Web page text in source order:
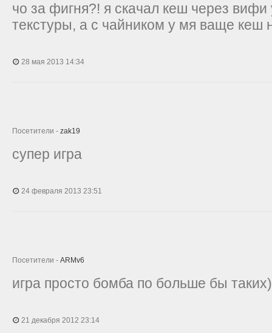
чо за фигня?! я скачал кеш через
текстуры, а с чайником у мя ваще кеш
28 мая 2013 14:34
Посетители - zak19
супер игра
24 февраля 2013 23:51
Посетители - ARMv6
игра просто бомба по больше бы
21 декабря 2012 23:14